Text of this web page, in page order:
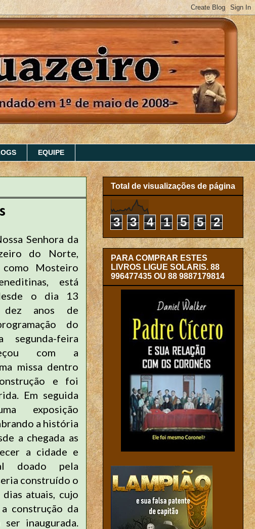
EQUIPE
Senhora da
do Norte,
como Mosteiro
está
o dia 13
dez anos de
do
segunda-feira
com a
missa dentro
e foi
Em seguida
exposição
a história
a chegada as
a cidade e
doado pela
construído o
atuais, cujo
construção da
inaugurada.
Total de visualizações de página
3 3 4 1 5 5 2
PARA COMPRAR ESTES
LIVROS LIGUE SOLARIS. 88
996477435 OU 88 9887179814